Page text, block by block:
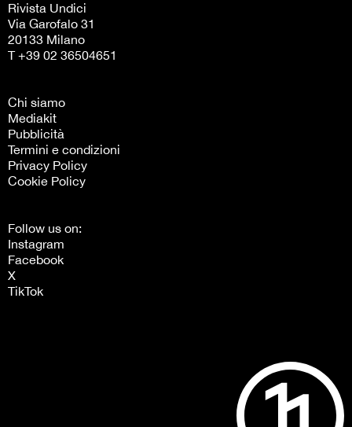
Rivista Undici
Via Garofalo 31
20133 Milano
T +39 02 36504651
Chi siamo
Mediakit
Pubblicità
Termini e condizioni
Privacy Policy
Cookie Policy
Follow us on:
Instagram
Facebook
X
TikTok